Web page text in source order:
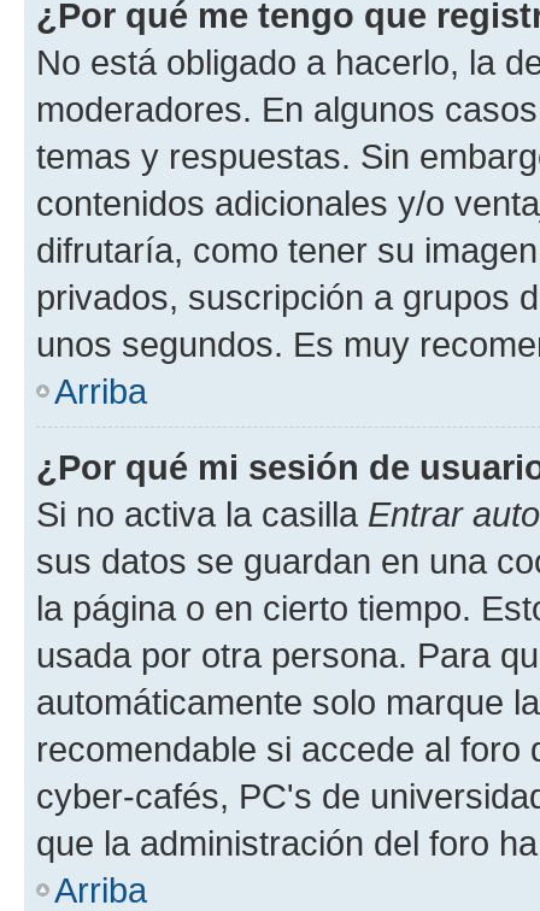
¿Por qué me tengo que
No está obligado a hacerlo, la
moderadores. En algunos
temas y respuestas. Sin
contenidos adicionales y/o
difrutaría, como tener su
privados, suscripción a grupos
unos segundos. Es muy
Arriba
¿Por qué mi sesión de
Si no activa la casilla Entrar
sus datos se guardan en una
la página o en cierto tiempo.
usada por otra persona. Para
automáticamente solo marque
recomendable si accede al foro
cyber-cafés, PC's de
que la administración del foro
Arriba